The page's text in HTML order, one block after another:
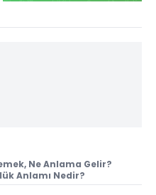
Ne Anlama Gelir?
Anlamı Nedir?